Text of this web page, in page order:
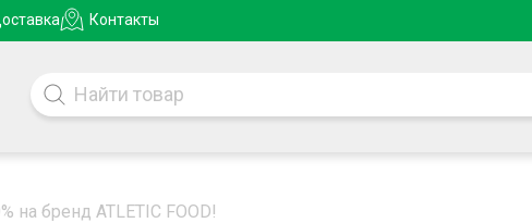
Контакты
на бренд ATLETIC FOOD!